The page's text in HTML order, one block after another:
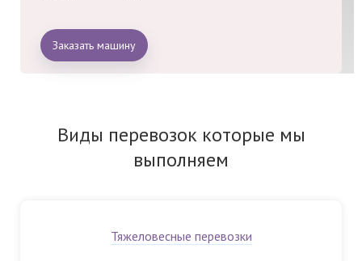
Заказать машину
Виды перевозок которые мы
выполняем
Тяжеловесные перевозки